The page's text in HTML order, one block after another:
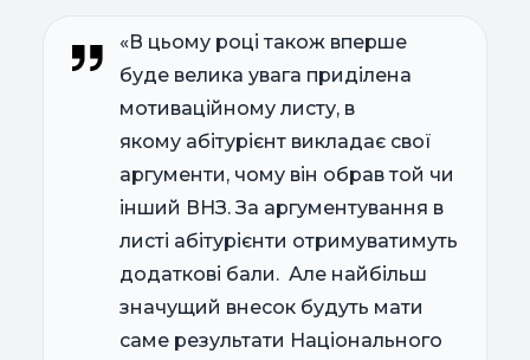
«В цьому році також вперше
буде велика увага приділена
мотиваційному листу, в
якому абітурієнт викладає свої
аргументи, чому він обрав той чи
інший ВНЗ. За аргументування в
листі абітурієнти отримуватимуть
додаткові бали. Але найбільш
значущий внесок будуть мати
саме результати Національного